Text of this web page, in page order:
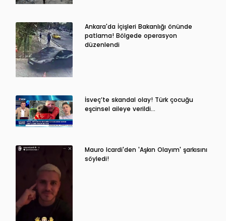
Ankara'da İçişleri Bakanlığı önünde
patlama! Bölgede operasyon
düzenlendi
İsveç’te skandal olay! Türk çocuğu
eşcinsel aileye verildi…
Mauro Icardi'den 'Aşkın Olayım' şarkısını
söyledi!